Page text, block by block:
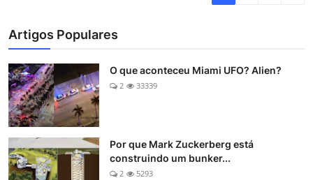
Artigos Populares
O que aconteceu Miami UFO? Alien?
2 33339
Por que Mark Zuckerberg está
construindo um bunker...
2 5293